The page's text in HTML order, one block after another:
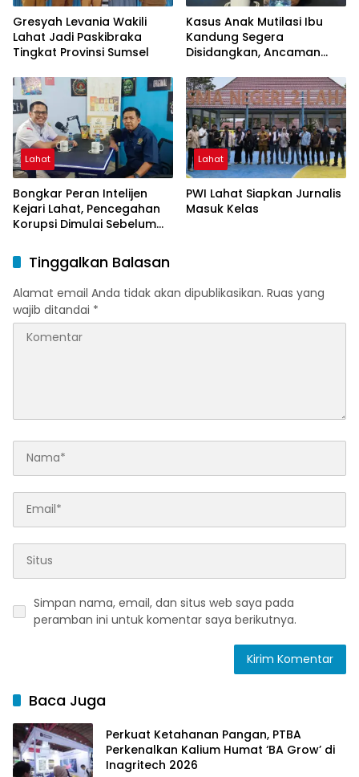
Gresyah Levania Wakili
Lahat Jadi Paskibraka
Tingkat Provinsi Sumsel
Kasus Anak Mutilasi Ibu
Kandung Segera
Disidangkan, Ancaman
Lahat
Bongkar Peran Intelijen
Kejari Lahat, Pencegahan
Korupsi Dimulai Sebelum
Lahat
PWI Lahat Siapkan Jurnalis
Masuk Kelas
Tinggalkan Balasan
Alamat email Anda tidak akan dipublikasikan. Ruas yang
wajib ditandai *
Simpan nama, email, dan situs web saya pada
peramban ini untuk komentar saya berikutnya.
Baca Juga
Perkuat Ketahanan Pangan, PTBA
Perkenalkan Kalium Humat ‘BA Grow’ di
Inagritech 2026